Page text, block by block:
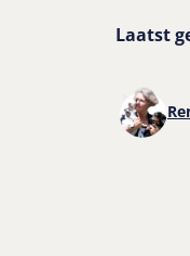
Laatst